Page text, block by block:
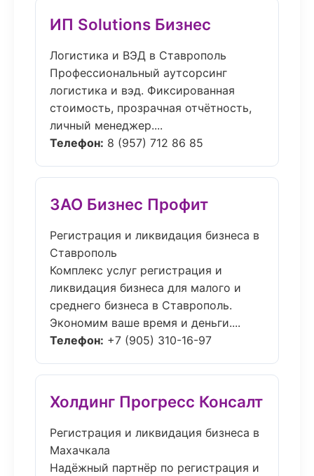
ИП Solutions Бизнес
Логистика и ВЭД в Ставрополь
Профессиональный аутсорсинг
логистика и вэд. Фиксированная
стоимость, прозрачная отчётность,
личный менеджер....
Телефон: 8 (957) 712 86 85
ЗАО Бизнес Профит
Регистрация и ликвидация бизнеса в
Ставрополь
Комплекс услуг регистрация и
ликвидация бизнеса для малого и
среднего бизнеса в Ставрополь.
Экономим ваше время и деньги....
Телефон: +7 (905) 310-16-97
Холдинг Прогресс Консалт
Регистрация и ликвидация бизнеса в
Махачкала
Надёжный партнёр по регистрация и